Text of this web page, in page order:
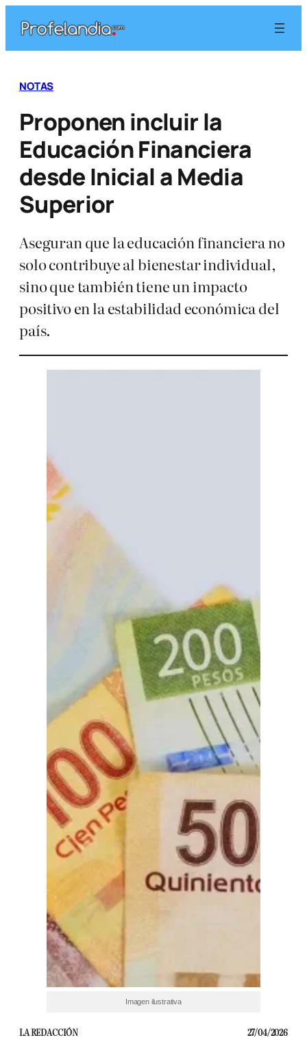
contenido
NOTAS
Proponen incluir la
Educación Financiera
desde Inicial a Media
Superior
Aseguran que la educación financiera no
solo contribuye al bienestar individual,
sino que también tiene un impacto
positivo en la estabilidad económica del
país.
Imagen ilustrativa
LA REDACCIÓN 27/04/2026